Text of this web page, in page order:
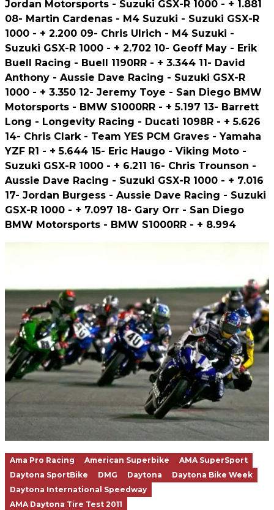
Jordan Motorsports - Suzuki GSX-R 1000 - + 1.881
08- Martin Cardenas - M4 Suzuki - Suzuki GSX-R
1000 - + 2.200 09- Chris Ulrich - M4 Suzuki -
Suzuki GSX-R 1000 - + 2.702 10- Geoff May - Erik
Buell Racing - Buell 1190RR - + 3.344 11- David
Anthony - Aussie Dave Racing - Suzuki GSX-R
1000 - + 3.350 12- Jeremy Toye - San Diego BMW
Motorsports - BMW S1000RR - + 5.197 13- Barrett
Long - Longevity Racing - Ducati 1098R - + 5.626
14- Chris Clark - Team YES PCM Graves - Yamaha
YZF R1 - + 5.644 15- Eric Haugo - Viking Moto -
Suzuki GSX-R 1000 - + 6.211 16- Chris Trounson -
Aussie Dave Racing - Suzuki GSX-R 1000 - + 7.016
17- Jordan Burgess - Aussie Dave Racing - Suzuki
GSX-R 1000 - + 7.097 18- Gary Orr - San Diego
BMW Motorsports - BMW S1000RR - + 8.994
Ama Pro Racing American Superbike
AMA SuperSport
Daytona SportBike
DMG Daytona
Daytona Bike Week
Daytona International Speedway
AMA Daytona Tire Test 2011